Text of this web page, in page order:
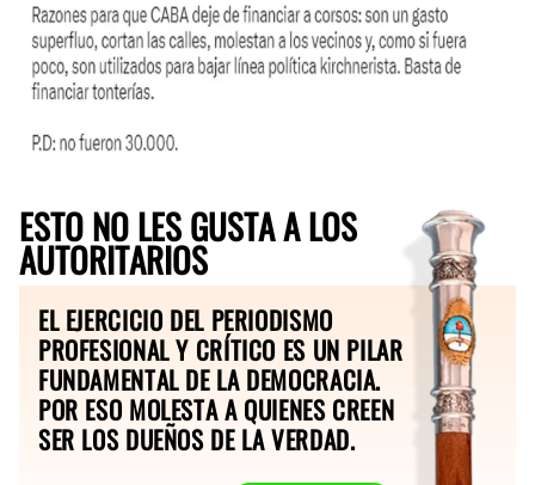
ESTO NO LES GUSTA A LOS
AUTORITARIOS
EL EJERCICIO DEL PERIODISMO
PROFESIONAL Y CRÍTICO ES UN PILAR
FUNDAMENTAL DE LA DEMOCRACIA.
POR ESO MOLESTA A QUIENES CREEN
SER LOS DUEÑOS DE LA VERDAD.